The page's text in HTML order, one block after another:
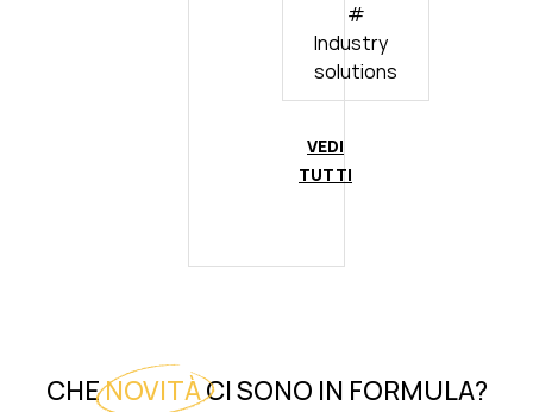
#
Industry
solutions
VEDI
TUTTI
CHENOVITÀCI SONO IN FORMULA?